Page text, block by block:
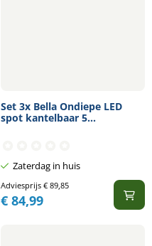
Set 3x Bella Ondiepe LED
spot kantelbaar 5...
Zaterdag in huis
Adviesprijs €89,85
€84,99